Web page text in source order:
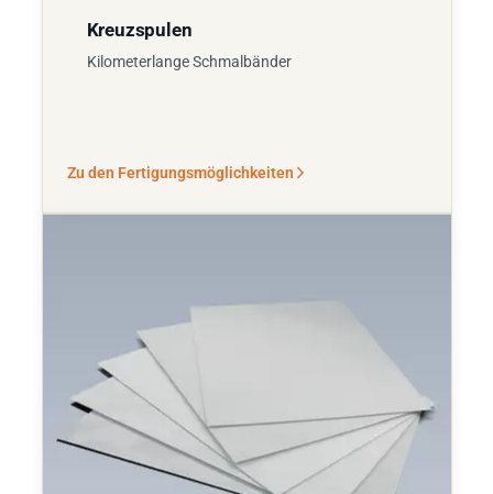
Kreuzspulen
Kilometerlange Schmalbänder
Zu den Fertigungsmöglichkeiten